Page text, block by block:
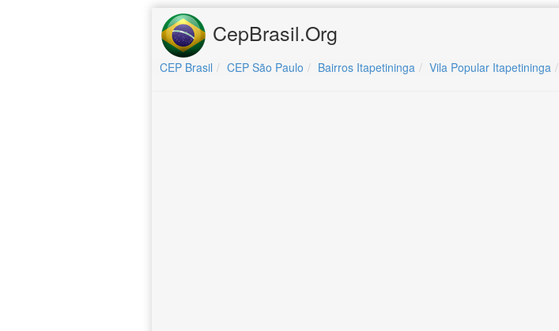
CepBrasil.Org
CEP Brasil CEP São Paulo Bairros Itapetininga Vila Popular Itapetininga